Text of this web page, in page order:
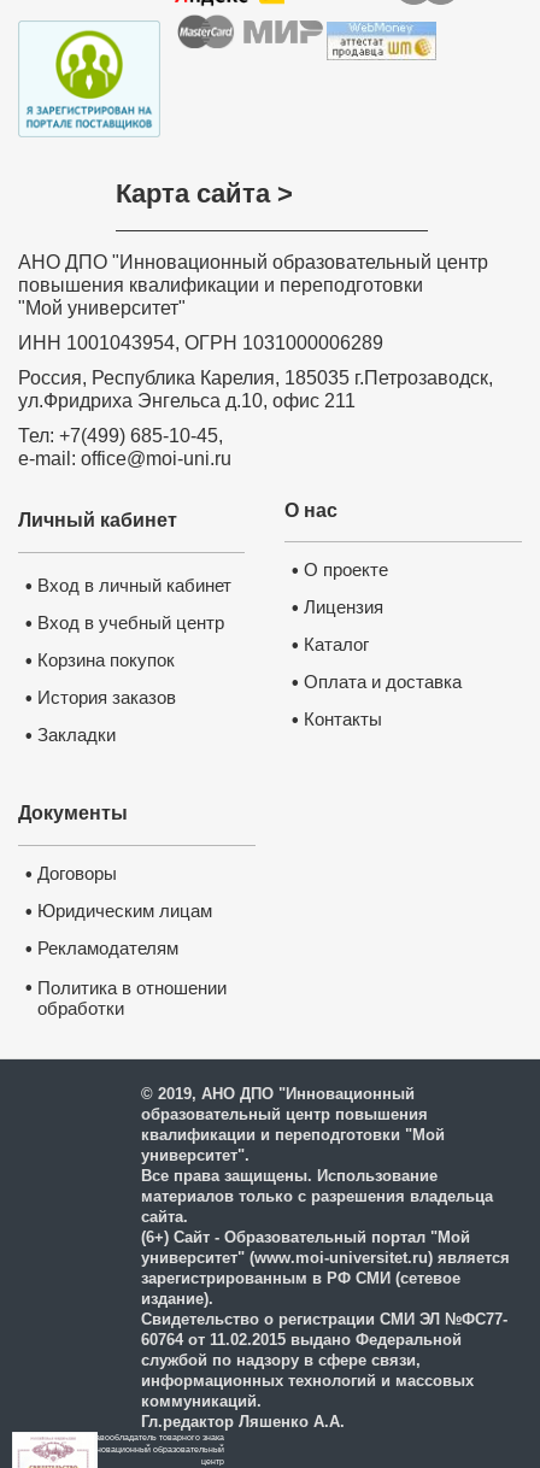
Карта сайта >
АНО ДПО "Инновационный образовательный центр
повышения квалификации и переподготовки
"Мой университет"
ИНН 1001043954, ОГРН 1031000006289
Россия, Республика Карелия, 185035 г.Петрозаводск,
ул.Фридриха Энгельса д.10, офис 211
Тел: +7(499) 685-10-45,
e-mail: office@moi-uni.ru
О нас
• О проекте
• Лицензия
• Каталог
• Оплата и доставка
• Контакты
Личный кабинет
• Вход в личный кабинет
• Вход в учебный центр
• Корзина покупок
• История заказов
• Закладки
Документы
• Договоры
• Юридическим лицам
• Рекламодателям
• Политика в отношении
обработки
© 2019, АНО ДПО "Инновационный
образовательный центр повышения
квалификации и переподготовки "Мой
университет".
Все права защищены. Использование
материалов только с разрешения владельца
сайта.
(6+) Сайт - Образовательный портал "Мой
университет" (www.moi-universitet.ru) является
зарегистрированным в РФ СМИ (сетевое
издание).
Свидетельство о регистрации СМИ ЭЛ №ФС77-
60764 от 11.02.2015 выдано Федеральной
службой по надзору в сфере связи,
информационных технологий и массовых
коммуникаций.
Гл.редактор Ляшенко А.А.
Правообладатель товарного знака
Инновационный образовательный
цeнтр